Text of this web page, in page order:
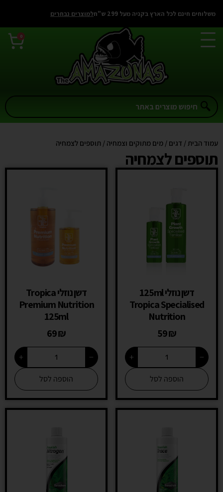
משלוחים חינם לכל הארץ בקניה מעל 299 ש"ח למוצרים נבחרים
0
עמוד הבית / דגים / מים מתוקים וצמחיה / תוספים לצמחיה
תוספים לצמחיה
דשן נוזלי 125ml
Tropica Specialised
Nutrition
59₪
−
+
הוספה לסל
דשן נוזלי Tropica
Premium Nutrition
125ml
69₪
−
+
הוספה לסל